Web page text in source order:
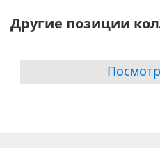
Другие позиции